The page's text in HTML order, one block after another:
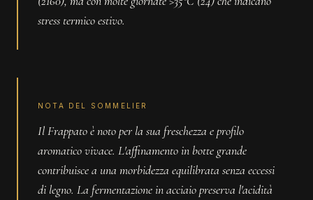
stress termico estivo.
NOTA DEL SOMMELIER
Il Frappato è noto per la sua freschezza e profilo
aromatico vivace. L'affinamento in botte grande
contribuisce a una morbidezza equilibrata senza eccessi
di legno. La fermentazione in acciaio preserva l'acidità